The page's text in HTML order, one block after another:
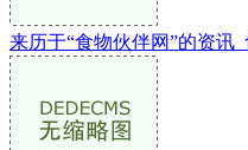
来历于“食物伙伴网”的资讯